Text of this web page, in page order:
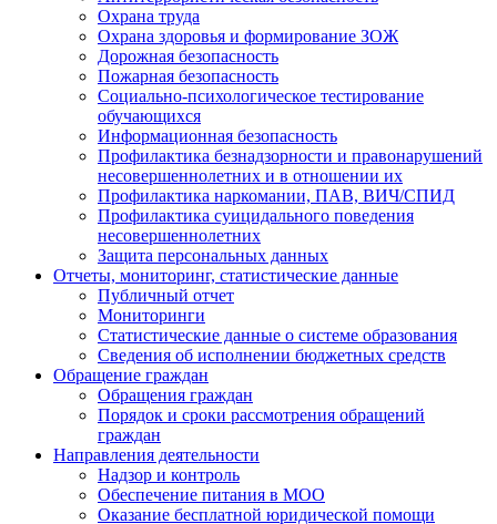
Охрана труда
Охрана здоровья и формирование ЗОЖ
Дорожная безопасность
Пожарная безопасность
Социально-психологическое тестирование
обучающихся
Информационная безопасность
Профилактика безнадзорности и правонарушений
несовершеннолетних и в отношении их
Профилактика наркомании, ПАВ, ВИЧ/СПИД
Профилактика суицидального поведения
несовершеннолетних
Защита персональных данных
Отчеты, мониторинг, статистические данные
Публичный отчет
Мониторинги
Статистические данные о системе образования
Сведения об исполнении бюджетных средств
Обращение граждан
Обращения граждан
Порядок и сроки рассмотрения обращений
граждан
Направления деятельности
Надзор и контроль
Обеспечение питания в МОО
Оказание бесплатной юридической помощи